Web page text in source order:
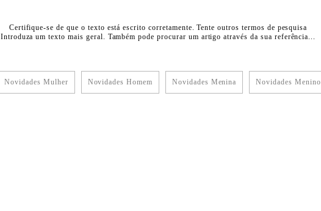
Certifique-se de que o texto está escrito corretamente. Tente outros termos de pesquisa
Introduza um texto mais geral. Também pode procurar um artigo através da sua referência...
Novidades Mulher Novidades Homem Novidades Menina Novidades Menino